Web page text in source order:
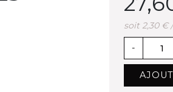
soit 2,30 €
-